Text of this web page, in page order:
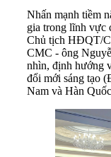
Nhấn mạnh tiềm
gia trong lĩnh vực
Chủ tịch HĐQT/
CMC - ông
nhìn, định hướng
đổi mới sáng tạo
Nam và Hàn